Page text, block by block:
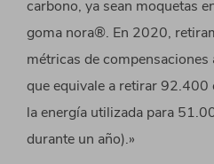
carbono, ya sean moquetas
goma nora®. En 2020,
métricas de
que equivale a retirar 92.400
la energía utilizada para
durante un año).»